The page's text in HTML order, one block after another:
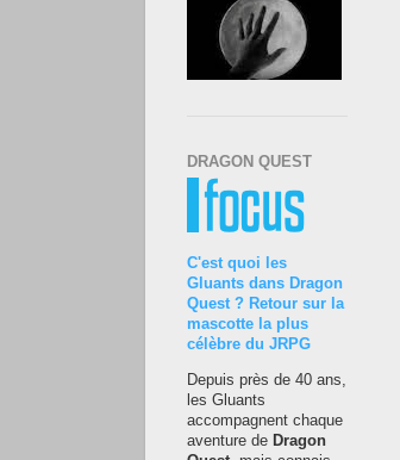
DRAGON QUEST
C'est quoi les
Gluants dans Dragon
Quest ? Retour sur la
mascotte la plus
célèbre du JRPG
Depuis près de 40 ans,
les Gluants
accompagnent chaque
aventure de Dragon